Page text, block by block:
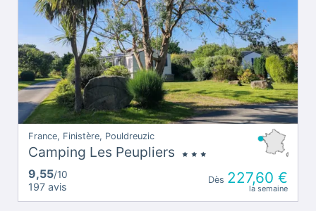
France, Finistère, Pouldreuzic
Camping Les Peupliers
9,55/10
197 avis
Dès 227,60 €
la semaine